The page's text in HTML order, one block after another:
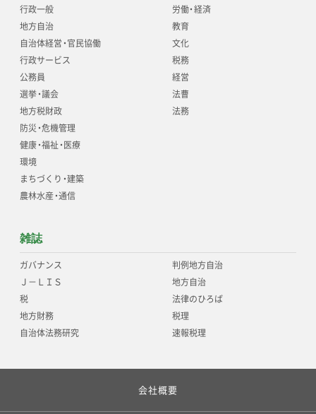
行政一般
地方自治
自治体経営・官民協働
行政サービス
公務員
選挙・議会
地方税財政
防災・危機管理
健康・福祉・医療
環境
まちづくり・建築
農林水産・通信
労働・経済
教育
文化
税務
経営
法曹
法務
雑誌
ガバナンス
Ｊ－ＬＩＳ
税
地方財務
自治体法務研究
判例地方自治
地方自治
法律のひろば
税理
速報税理
会社概要